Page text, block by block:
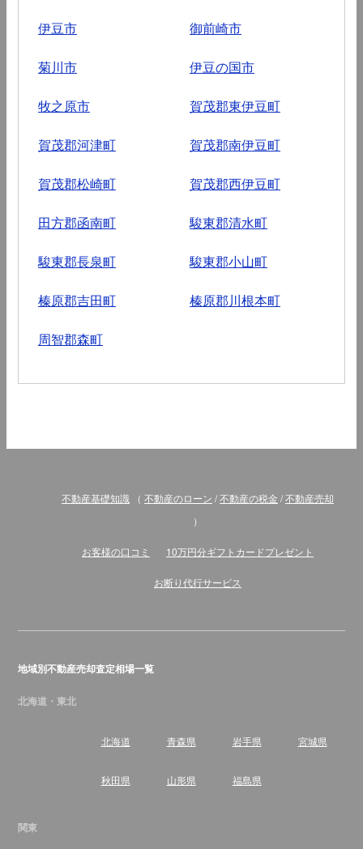
伊豆市 御前崎市
菊川市 伊豆の国市
牧之原市 賀茂郡東伊豆町
賀茂郡河津町 賀茂郡南伊豆町
賀茂郡松崎町 賀茂郡西伊豆町
田方郡函南町 駿東郡清水町
駿東郡長泉町 駿東郡小山町
榛原郡吉田町 榛原郡川根本町
周智郡森町
不動産基礎知識 （ 不動産のローン /不動産の税金 /不動産売却
）
お客様の口コミ 10万円分ギフトカードプレゼント
お断り代行サービス
地域別不動産売却査定相場一覧
北海道・東北
北海道 青森県 岩手県 宮城県
秋田県 山形県 福島県
関東